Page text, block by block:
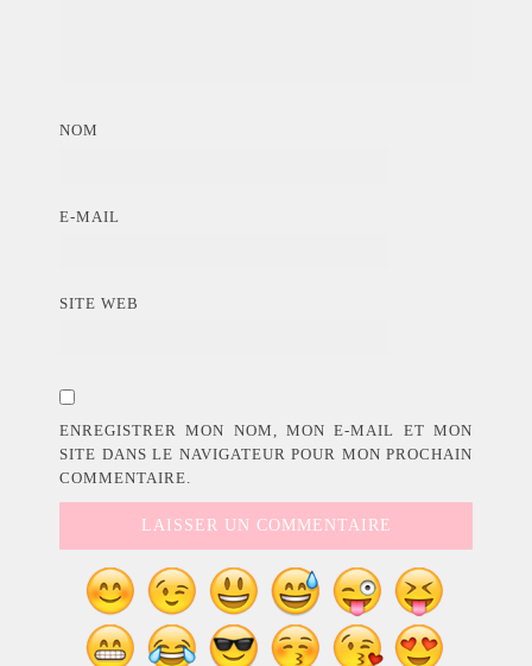
NOM
E-MAIL
SITE WEB
ENREGISTRER MON NOM, MON E-MAIL ET MON
SITE DANS LE NAVIGATEUR POUR MON PROCHAIN
COMMENTAIRE.